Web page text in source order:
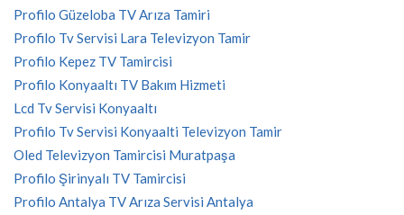
Profilo Güzeloba TV Arıza Tamiri
Profilo Tv Servisi Lara Televizyon Tamir
Profilo Kepez TV Tamircisi
Profilo Konyaaltı TV Bakım Hizmeti
Lcd Tv Servisi Konyaaltı
Profilo Tv Servisi Konyaalti Televizyon Tamir
Oled Televizyon Tamircisi Muratpaşa
Profilo Şirinyalı TV Tamircisi
Profilo Antalya TV Arıza Servisi Antalya